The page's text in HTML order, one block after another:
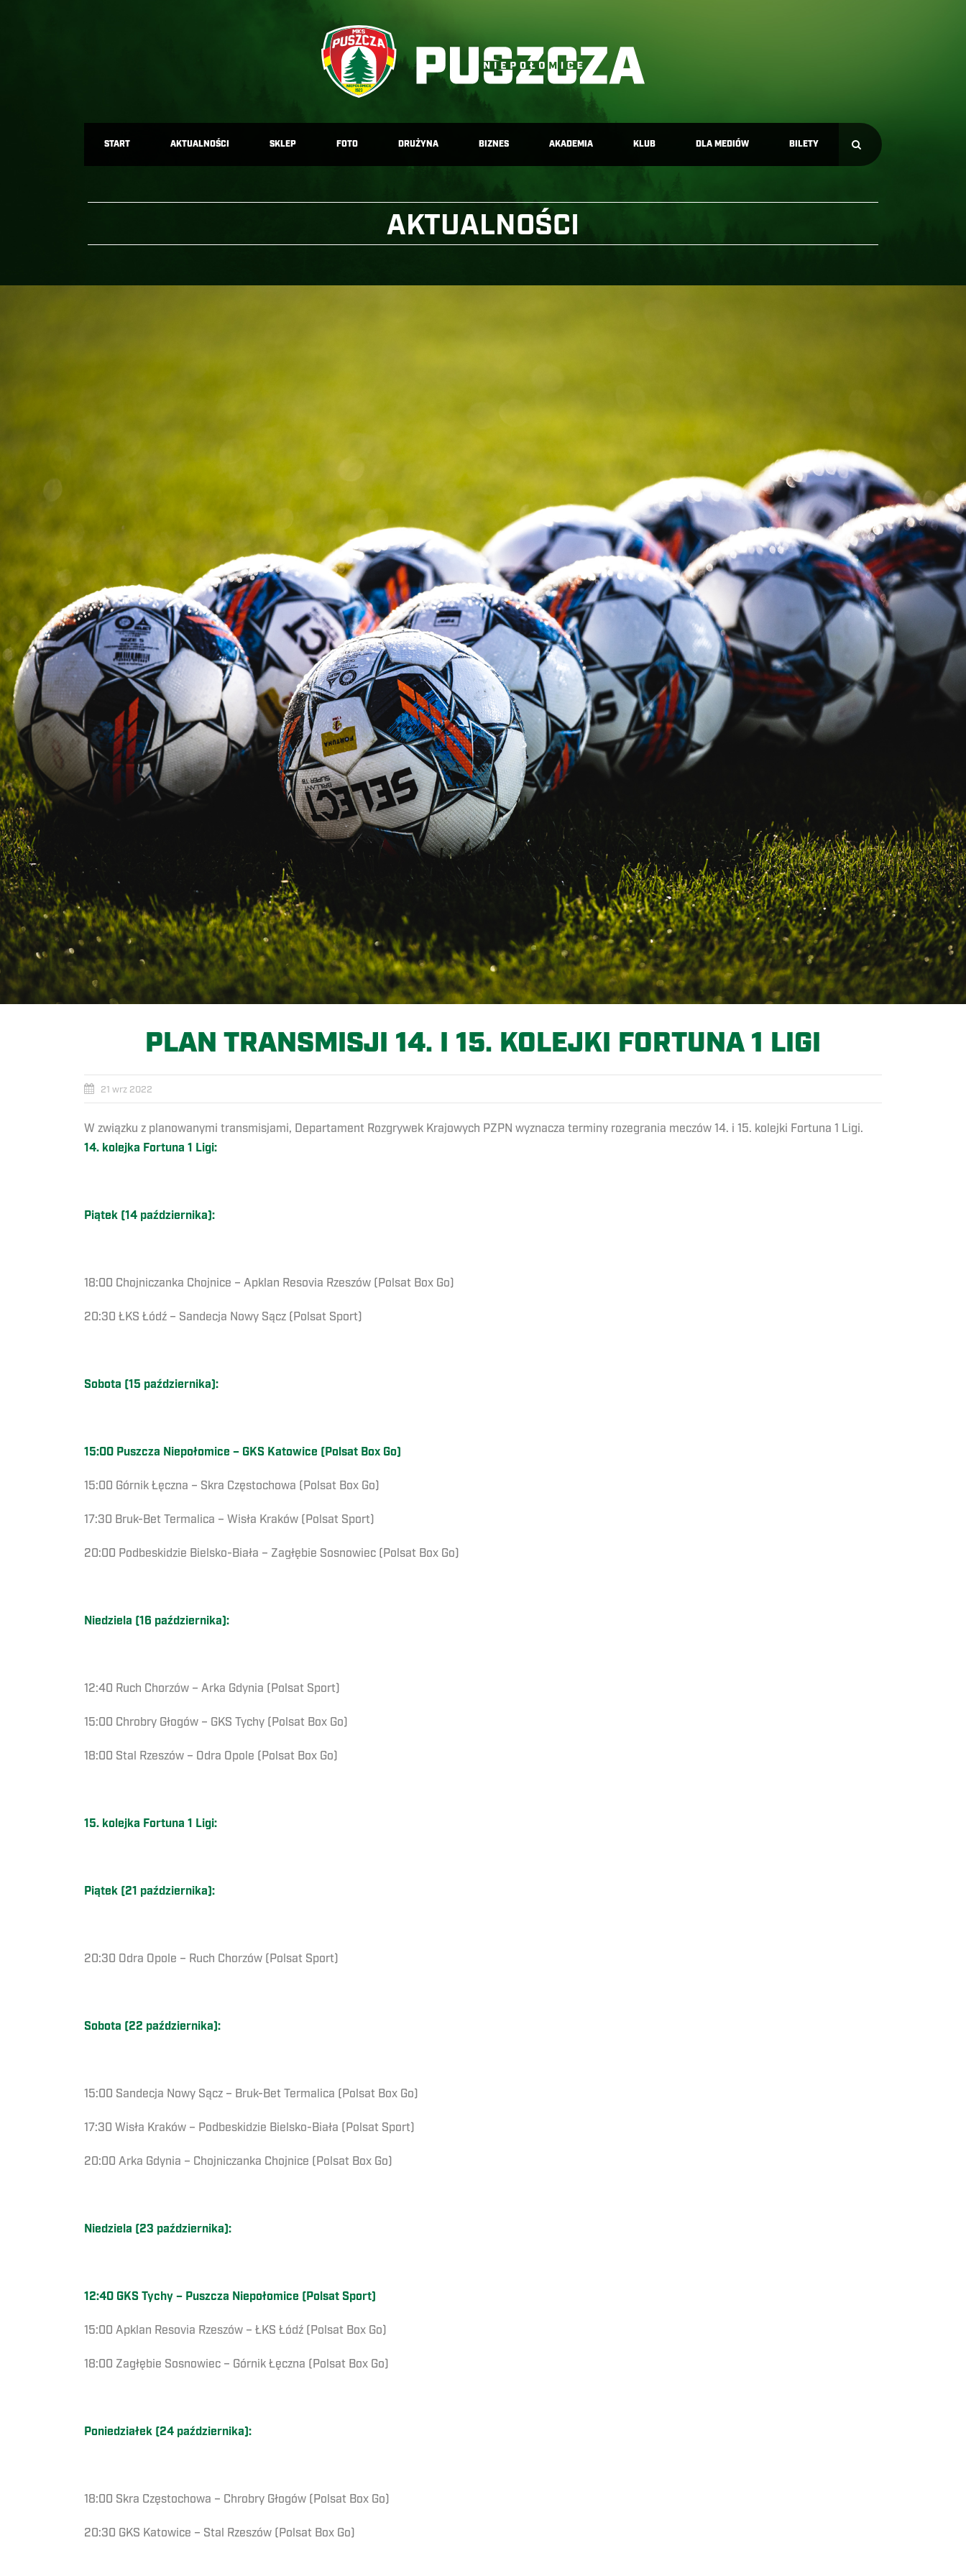
START AKTUALNOŚCI SKLEP FOTO DRUŻYNA BIZNES AKADEMIA KLUB DLA MEDIÓW BILETY
AKTUALNOŚCI
PLAN TRANSMISJI 14. I 15. KOLEJKI FORTUNA 1 LIGI
21 wrz 2022
W związku z planowanymi transmisjami, Departament Rozgrywek Krajowych PZPN wyznacza terminy rozegrania meczów 14. i 15. kolejki Fortuna 1 Ligi.
14. kolejka Fortuna 1 Ligi:
Piątek (14 października):
18:00 Chojniczanka Chojnice – Apklan Resovia Rzeszów (Polsat Box Go)
20:30 ŁKS Łódź – Sandecja Nowy Sącz (Polsat Sport)
Sobota (15 października):
15:00 Puszcza Niepołomice – GKS Katowice (Polsat Box Go)
15:00 Górnik Łęczna – Skra Częstochowa (Polsat Box Go)
17:30 Bruk-Bet Termalica – Wisła Kraków (Polsat Sport)
20:00 Podbeskidzie Bielsko-Biała – Zagłębie Sosnowiec (Polsat Box Go)
Niedziela (16 października):
12:40 Ruch Chorzów – Arka Gdynia (Polsat Sport)
15:00 Chrobry Głogów – GKS Tychy (Polsat Box Go)
18:00 Stal Rzeszów – Odra Opole (Polsat Box Go)
15. kolejka Fortuna 1 Ligi:
Piątek (21 października):
20:30 Odra Opole – Ruch Chorzów (Polsat Sport)
Sobota (22 października):
15:00 Sandecja Nowy Sącz – Bruk-Bet Termalica (Polsat Box Go)
17:30 Wisła Kraków – Podbeskidzie Bielsko-Biała (Polsat Sport)
20:00 Arka Gdynia – Chojniczanka Chojnice (Polsat Box Go)
Niedziela (23 października):
12:40 GKS Tychy – Puszcza Niepołomice (Polsat Sport)
15:00 Apklan Resovia Rzeszów – ŁKS Łódź (Polsat Box Go)
18:00 Zagłębie Sosnowiec – Górnik Łęczna (Polsat Box Go)
Poniedziałek (24 października):
18:00 Skra Częstochowa – Chrobry Głogów (Polsat Box Go)
20:30 GKS Katowice – Stal Rzeszów (Polsat Box Go)